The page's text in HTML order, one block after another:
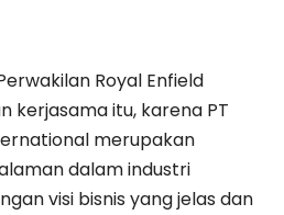
Royal Enfield
kerjasama itu, karena PT
merupakan
dalam industri
visi bisnis yang jelas dan